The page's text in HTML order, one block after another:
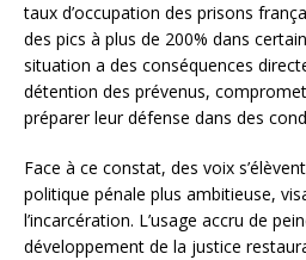
taux d’occupation des prisons
des pics à plus de 200% dans
situation a des conséquences
détention des prévenus,
préparer leur défense dans des
Face à ce constat, des voix
politique pénale plus ambitieuse,
l’incarcération. L’usage accru de
développement de la justice